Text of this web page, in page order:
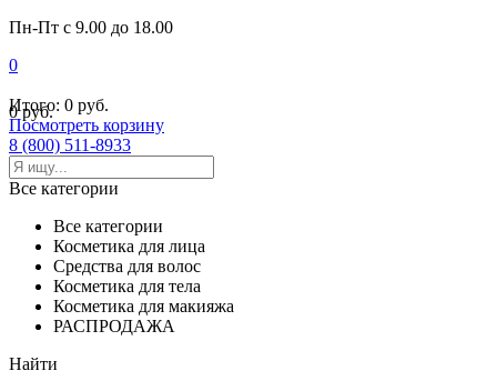
Пн-Пт с 9.00 до 18.00
0
0 руб.
Итого: 0 руб.
Посмотреть корзину
8 (800) 511-8933
Все категории
Все категории
Косметика для лица
Средства для волос
Косметика для тела
Косметика для макияжа
РАСПРОДАЖА
Найти